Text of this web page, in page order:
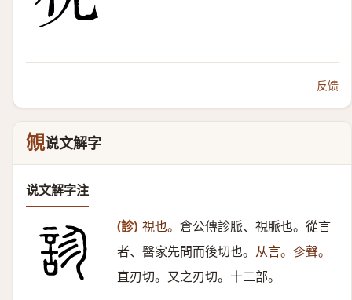
反馈
覙说文解字
说文解字注
(診) 視也。 倉公傳診脈、視脈也。從言
者、醫家先問而後切也。 从言。㐱聲。
直刃切。又之刃切。十二部。